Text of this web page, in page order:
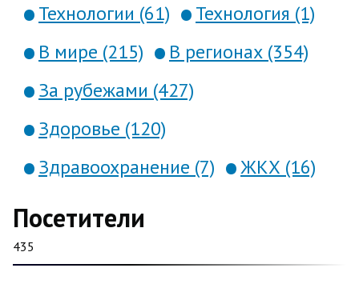
Технологии (61)
Технология (1)
В мире (215)
В регионах (354)
За рубежами (427)
Здоровье (120)
Здравоохранение (7)
ЖКХ (16)
Посетители
435